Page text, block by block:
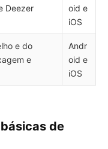
Deezer
oid e
iOS
e do
e
Andr
oid e
iOS
de